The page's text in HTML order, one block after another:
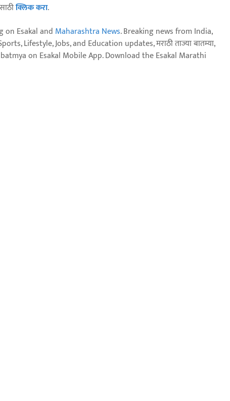
क्लिक करा.
on Esakal and Maharashtra News. Breaking news from India,
Lifestyle, Jobs, and Education updates, मराठी ताज्या बातम्या,
batmya on Esakal Mobile App. Download the Esakal Marathi